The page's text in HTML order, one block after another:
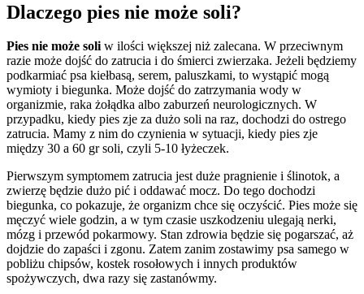
Dlaczego pies nie może soli?
Pies nie może soliw ilości większej niż zalecana. W przeciwnym
razie może dojść do zatrucia i do śmierci zwierzaka. Jeżeli będziemy
podkarmiać psa kiełbasą, serem, paluszkami, to wystąpić mogą
wymioty i biegunka. Może dojść do zatrzymania wody w
organizmie, raka żołądka albo zaburzeń neurologicznych. W
przypadku, kiedy pies zje za dużo soli na raz, dochodzi do ostrego
zatrucia. Mamy z nim do czynienia w sytuacji, kiedy pies zje
między 30 a 60 gr soli, czyli 5-10 łyżeczek.
Pierwszym symptomem zatrucia jest duże pragnienie i ślinotok, a
zwierzę będzie dużo pić i oddawać mocz. Do tego dochodzi
biegunka, co pokazuje, że organizm chce się oczyścić. Pies może się
męczyć wiele godzin, a w tym czasie uszkodzeniu ulegają nerki,
mózg i przewód pokarmowy. Stan zdrowia będzie się pogarszać, aż
dojdzie do zapaści i zgonu. Zatem zanim zostawimy psa samego w
pobliżu chipsów, kostek rosołowych i innych produktów
spożywczych, dwa razy się zastanówmy.